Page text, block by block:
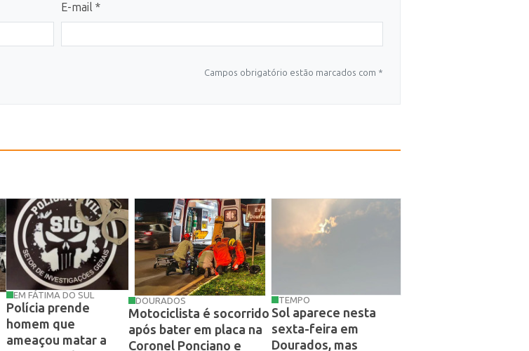
E-mail *
Campos obrigatório estão marcados com *
EM FÁTIMA DO SUL
Polícia prende
homem que
ameaçou matar a
DOURADOS
Motociclista é socorrido
após bater em placa na
Coronel Ponciano e
TEMPO
Sol aparece nesta
sexta-feira em
Dourados, mas